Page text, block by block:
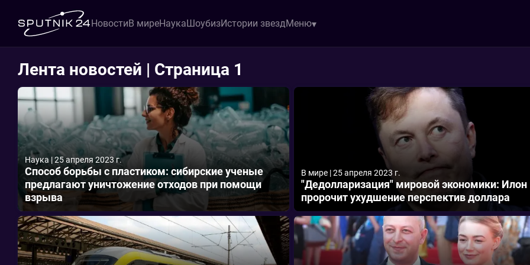
НовостиВ миреНаукаШоубизИстории звездМеню
Лента новостей | Страница 1
Наука |25 апреля 2023 г.
Способ борьбы с пластиком: сибирские ученые
предлагают уничтожение отходов при помощи
взрыва
В мире |25 апреля 2023 г.
"Дедолларизация" мировой экономики:
пророчит ухудшение перспектив доллара